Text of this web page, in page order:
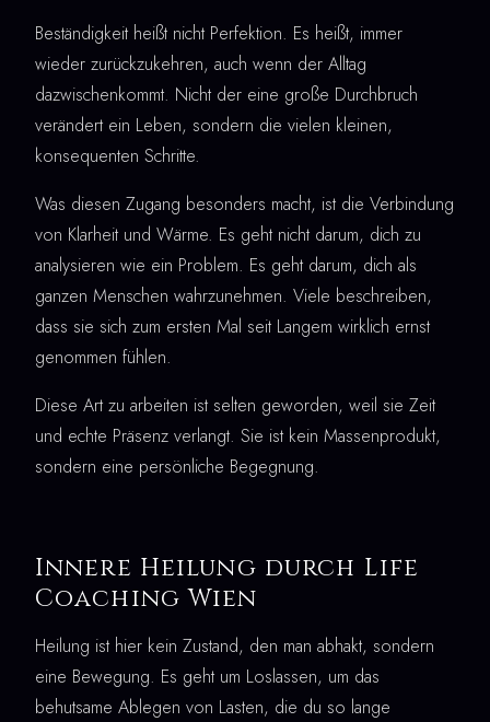
Beständigkeit heißt nicht Perfektion. Es heißt, immer
wieder zurückzukehren, auch wenn der Alltag
dazwischenkommt. Nicht der eine große Durchbruch
verändert ein Leben, sondern die vielen kleinen,
konsequenten Schritte.
Was diesen Zugang besonders macht, ist die Verbindung
von Klarheit und Wärme. Es geht nicht darum, dich zu
analysieren wie ein Problem. Es geht darum, dich als
ganzen Menschen wahrzunehmen. Viele beschreiben,
dass sie sich zum ersten Mal seit Langem wirklich ernst
genommen fühlen.
Diese Art zu arbeiten ist selten geworden, weil sie Zeit
und echte Präsenz verlangt. Sie ist kein Massenprodukt,
sondern eine persönliche Begegnung.
Innere Heilung durch Life
Coaching Wien
Heilung ist hier kein Zustand, den man abhakt, sondern
eine Bewegung. Es geht um Loslassen, um das
behutsame Ablegen von Lasten, die du so lange